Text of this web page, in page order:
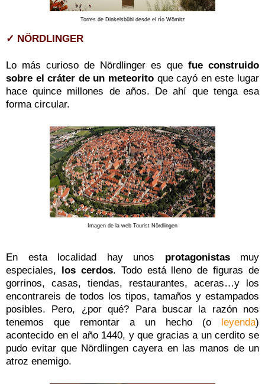
Torres de Dinkelsbühl desde el río Wömitz
✓ NÖRDLINGER
Lo más curioso de Nördlinger es que fue construido
sobre el cráter de un meteorito que cayó en este lugar
hace quince millones de años. De ahí que tenga esa
forma circular.
Imagen de la web Tourist Nördlingen
En esta localidad hay unos protagonistasmuy
especiales, los cerdos. Todo está lleno de figuras de
gorrinos, casas, tiendas, restaurantes, aceras…y los
encontrareis de todos los tipos, tamaños y estampados
posibles. Pero, ¿por qué? Para buscar la razón nos
tenemos que remontar a un hecho (o leyenda)
acontecido en el año 1440, y que gracias a un cerdito se
pudo evitar que Nördlingencayera en las manos de un
atroz enemigo.